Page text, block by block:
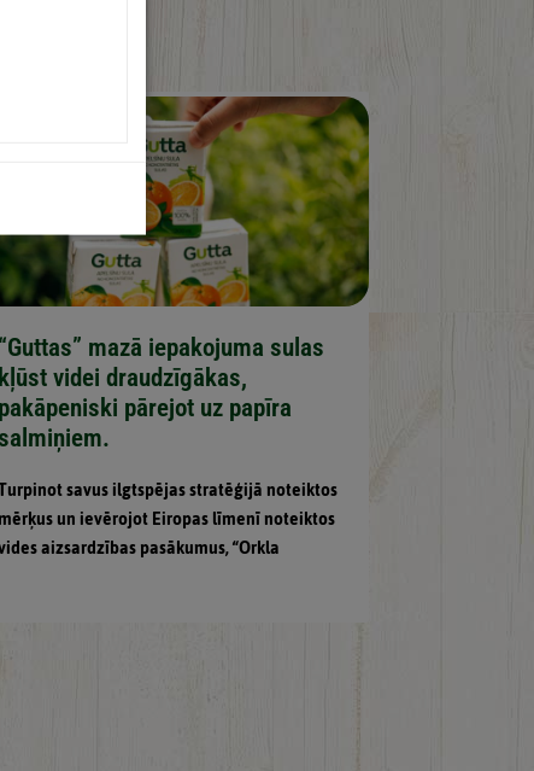
“Guttas” mazā iepakojuma sulas
kļūst videi draudzīgākas,
pakāpeniski pārejot uz papīra
salmiņiem.
savus ilgtspējas stratēģijā noteiktos
un ievērojot Eiropas līmenī noteiktos
aizsardzības pasākumus, “Orkla